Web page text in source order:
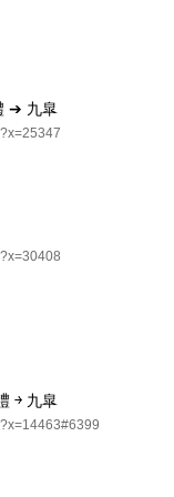
➔ 九皐
￫ 九皐